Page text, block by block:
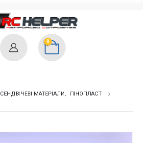
0
СЕНДВІЧЕВІ МАТЕРІАЛИ ,
ПІНОПЛАСТ